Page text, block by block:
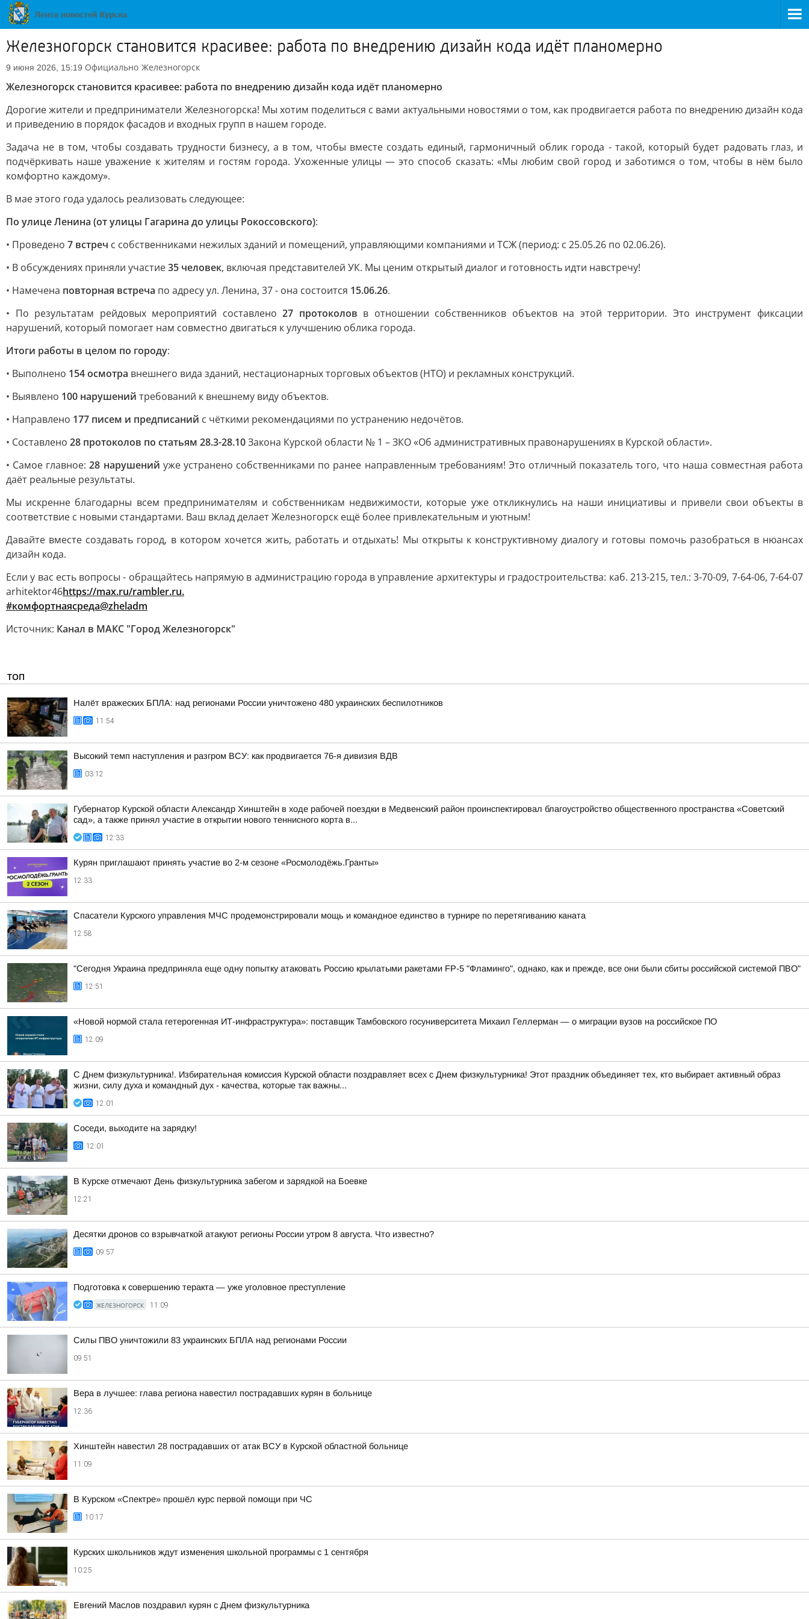
Железногорск становится красивее: работа по внедрению дизайн кода идёт планомерно
9 июня 2026, 15:19 Официально Железногорск
Железногорск становится красивее: работа по внедрению дизайн кода идёт планомерно
Дорогие жители и предприниматели Железногорска! Мы хотим поделиться с вами актуальными новостями о том, как продвигается работа по внедрению дизайн кода
и приведению в порядок фасадов и входных групп в нашем городе.
Задача не в том, чтобы создавать трудности бизнесу, а в том, чтобы вместе создать единый, гармоничный облик города - такой, который будет радовать глаз, и
подчёркивать наше уважение к жителям и гостям города. Ухоженные улицы — это способ сказать: «Мы любим свой город и заботимся о том, чтобы в нём было
комфортно каждому».
В мае этого года удалось реализовать следующее:
По улице Ленина (от улицы Гагарина до улицы Рокоссовского):
• Проведено 7 встреч с собственниками нежилых зданий и помещений, управляющими компаниями и ТСЖ (период: с 25.05.26 по 02.06.26).
• В обсуждениях приняли участие35 человек, включая представителей УК. Мы ценим открытый диалог и готовность идти навстречу!
• Намечена повторная встреча по адресу ул. Ленина, 37 - она состоится 15.06.26.
• По результатам рейдовых мероприятий составлено27 протоколов в отношении собственников объектов на этой территории. Это инструмент фиксации
нарушений, который помогает нам совместно двигаться к улучшению облика города.
Итоги работы в целом по городу:
• Выполнено 154 осмотра внешнего вида зданий, нестационарных торговых объектов (НТО) и рекламных конструкций.
• Выявлено 100 нарушений требований к внешнему виду объектов.
• Направлено 177 писем и предписаний с чёткими рекомендациями по устранению недочётов.
• Составлено 28 протоколов по статьям 28.3-28.10Закона Курской области № 1 – ЗКО «Об административных правонарушениях в Курской области».
• Самое главное:28 нарушений уже устранено собственниками по ранее направленным требованиям! Это отличный показатель того, что наша совместная работа
даёт реальные результаты.
Мы искренне благодарны всем предпринимателям и собственникам недвижимости, которые уже откликнулись на наши инициативы и привели свои объекты в
соответствие с новыми стандартами. Ваш вклад делает Железногорск ещё более привлекательным и уютным!
Давайте вместе создавать город, в котором хочется жить, работать и отдыхать! Мы открыты к конструктивному диалогу и готовы помочь разобраться в нюансах
дизайн кода.
Если у вас есть вопросы - обращайтесь напрямую в администрацию города в управление архитектуры и градостроительства: каб. 213-215, тел.: 3-70-09, 7-64-06, 7-64-07
arhitektor46https://max.ru/rambler.ru.
#комфортнаясреда@zheladm
Источник: Канал в МАКС "Город Железногорск"
ТОП
Налёт вражеских БПЛА: над регионами России уничтожено 480 украинских беспилотников
11:54
Высокий темп наступления и разгром ВСУ: как продвигается 76-я дивизия ВДВ
03:12
Губернатор Курской области Александр Хинштейн в ходе рабочей поездки в Медвенский район проинспектировал благоустройство общественного пространства «Советский
сад», а также принял участие в открытии нового теннисного корта в...
12:33
Курян приглашают принять участие во 2-м сезоне «Росмолодёжь.Гранты»
12:33
Спасатели Курского управления МЧС продемонстрировали мощь и командное единство в турнире по перетягиванию каната
12:58
"Сегодня Украина предприняла еще одну попытку атаковать Россию крылатыми ракетами FP-5 "Фламинго", однако, как и прежде, все они были сбиты российской системой ПВО"
12:51
«Новой нормой стала гетерогенная ИТ-инфраструктура»: поставщик Тамбовского госуниверситета Михаил Геллерман — о миграции вузов на российское ПО
12:09
С Днем физкультурника!. Избирательная комиссия Курской области поздравляет всех с Днем физкультурника! Этот праздник объединяет тех, кто выбирает активный образ
жизни, силу духа и командный дух - качества, которые так важны...
12:01
Соседи, выходите на зарядку!
12:01
В Курске отмечают День физкультурника забегом и зарядкой на Боевке
12:21
Десятки дронов со взрывчаткой атакуют регионы России утром 8 августа. Что известно?
09:57
Подготовка к совершению теракта — уже уголовное преступление
ЖЕЛЕЗНОГОРСК 11:09
Силы ПВО уничтожили 83 украинских БПЛА над регионами России
09:51
Вера в лучшее: глава региона навестил пострадавших курян в больнице
12:36
Хинштейн навестил 28 пострадавших от атак ВСУ в Курской областной больнице
11:09
В Курском «Спектре» прошёл курс первой помощи при ЧС
10:17
Курских школьников ждут изменения школьной программы с 1 сентября
10:25
Евгений Маслов поздравил курян с Днем физкультурника